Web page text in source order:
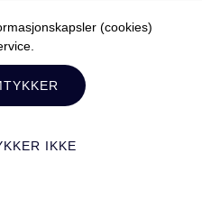
(cookies)
IKKE